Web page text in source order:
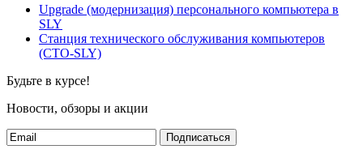
Upgrade (модернизация) персонального компьютера в
SLY
Станция технического обслуживания компьютеров
(СТО-SLY)
Будьте в курсе!
Новости, обзоры и акции
Подписаться